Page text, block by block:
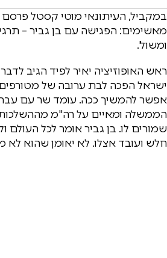
במקביל, העיתונאי מוטי קסטל פרסם
מאשימים: הפגישה עם בן גביר –
ומשול'.
ראש האופוזיציה יאיר לפיד הגיב
ישראל הפכה לבת ערובה של
אפשר להמשיך ככה. עומד שר עם
הממשלה ומאיים על רה"מ
שמורים לו. בן גביר אומר לכל העולם
חלש ועובד אצלו. לא יאומן שהוא לא